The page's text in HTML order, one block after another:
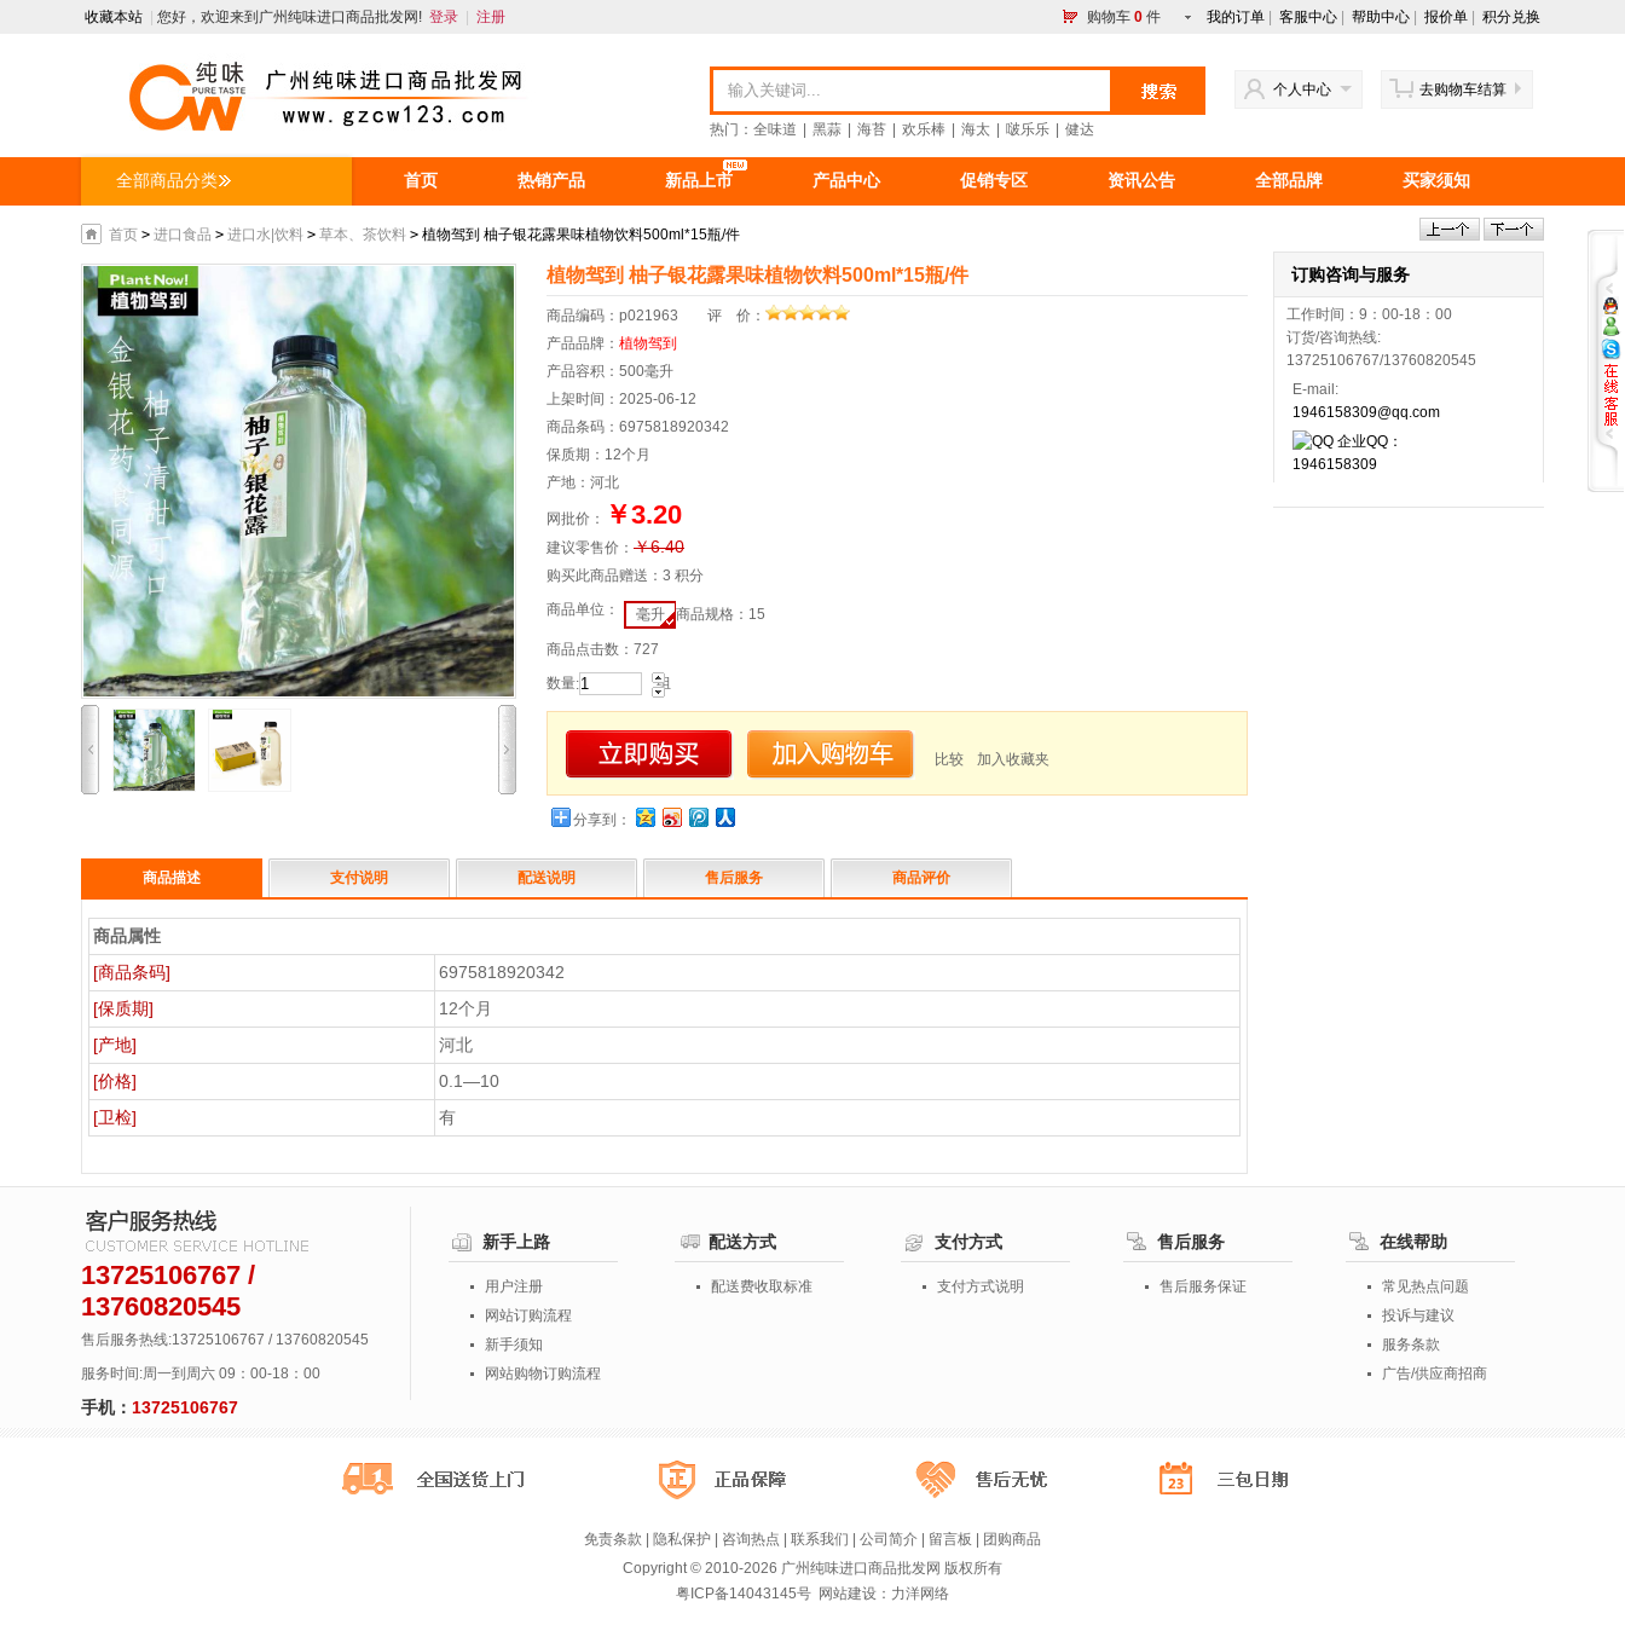
收藏本站 您好，欢迎来到广州纯味进口商品批发网! 登录 注册 我的订单 客服中心 帮助中心 报价单 积分兑换
购物车 0 件
热门： 全味道 黑蒜 海苔 欢乐棒 海太 啵乐乐 健达
个人中心 去购物车结算
全部商品分类 首页 热销产品 新品上市 产品中心 促销专区 资讯公告 全部品牌 买家须知
人才招聘 资讯 食品资讯 马来西亚产品
首页 > 进口食品 > 进口水|饮料 > 草本、茶饮料 > 植物驾到 柚子银花露果味植物饮料500ml*15瓶/件
植物驾到 柚子银花露果味植物饮料500ml*15瓶/件
商品编码：p021963 评 价：
产品品牌： 植物驾到
产品容积：500毫升
上架时间：2025-06-12
商品条码：6975818920342
保质期：12个月
产地：河北
网批价： ￥3.20
建议零售价： ￥6.40
购买此商品赠送： 3 积分
商品单位：
毫升 商品规格：15
商品点击数：727
数量: 组
加入收藏夹
比较
分享到：
商品描述 支付说明 配送说明 售后服务 商品评价
商品属性
[商品条码]
6975818920342
[保质期]
12个月
[产地]
河北
[价格]
0.1—10
[卫检]
有
订购咨询与服务
工作时间：9：00-18：00
订货/咨询热线:
13725106767/13760820545
E-mail:
1946158309@qq.com
企业QQ：
1946158309
13725106767 /
13760820545
售后服务热线:13725106767 / 13760820545
服务时间:周一到周六 09：00-18：00
手机： 13725106767
新手上路
用户注册
网站订购流程
新手须知
网站购物订购流程
配送方式
配送费收取标准
支付方式
支付方式说明
售后服务
售后服务保证
在线帮助
常见热点问题
投诉与建议
服务条款
广告/供应商招商
免责条款 隐私保护 咨询热点 联系我们 公司简介 留言板
团购商品
Copyright © 2010-2026 广州纯味进口商品批发网 版权所有
粤ICP备14043145号 网站建设 ： 力洋网络